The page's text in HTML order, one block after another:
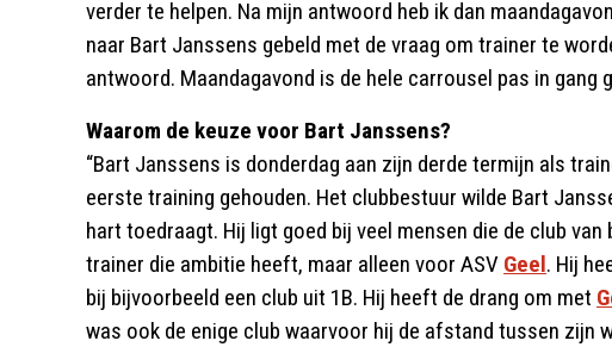
verder te helpen. Na mijn antwoord heb ik dan
naar Bart Janssens gebeld met de vraag om trainer te
antwoord. Maandagavond is de hele carrousel pas in gang
Waarom de keuze voor Bart Janssens?
“Bart Janssens is donderdag aan zijn derde termijn als
eerste training gehouden. Het clubbestuur wilde Bart
hart toedraagt. Hij ligt goed bij veel mensen die de club van
trainer die ambitie heeft, maar alleen voor ASV Geel. Hij
bij bijvoorbeeld een club uit 1B. Hij heeft de drang om met
was ook de enige club waarvoor hij de afstand tussen zijn